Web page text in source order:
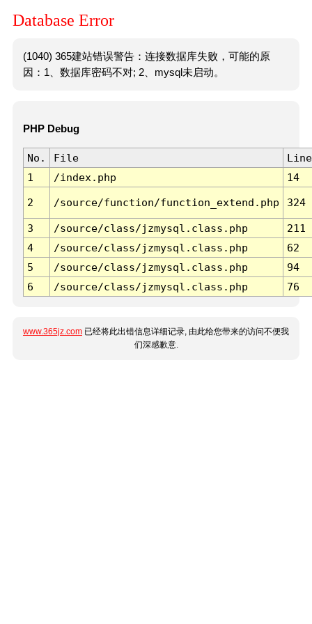
Database Error
(1040) 365建站错误警告：连接数据库失败，可能的原
因：1、数据库密码不对; 2、mysql未启动。
PHP Debug
No. File
Line
1
/index.php 14
2 /source/function/function_extend.php 324
3 /source/class/jzmysql.class.php
211
4
/source/class/jzmysql.class.php
62
5
/source/class/jzmysql.class.php
94
6
/source/class/jzmysql.class.php 76
www.365jz.com 已经将此出错信息详细记录, 由此给您带来的访问不便我
们深感歉意.